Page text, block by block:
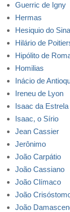
Guerric de Igny
Hermas
Hesiquio do
Hilário de
Hipólito de
Homilias
Inácio de
Ireneu de Lyon
Isaac da Estrela
Isaac, o Sírio
Jean Cassier
Jerônimo
João Carpátio
João Cassiano
João Clímaco
João
João